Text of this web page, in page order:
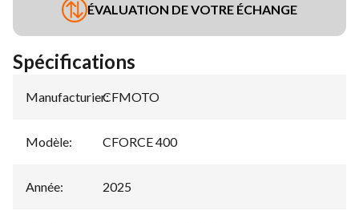
ÉVALUATION DE VOTRE ÉCHANGE
Spécifications
Manufacturier:
CFMOTO
Modèle: CFORCE 400
Année: 2025